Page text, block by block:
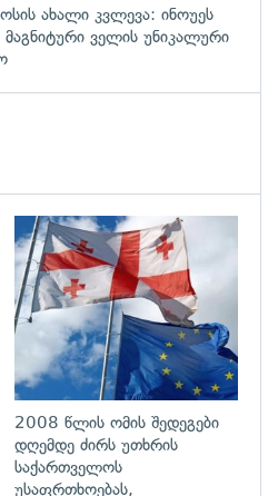
ახალი კვლევა: ინოუეს
მაგნიტური ველის უნიკალური
2008 წლის ომის შედეგები
დღემდე ძირს უთხრის
საქართველოს
უსაფრთხოებას,